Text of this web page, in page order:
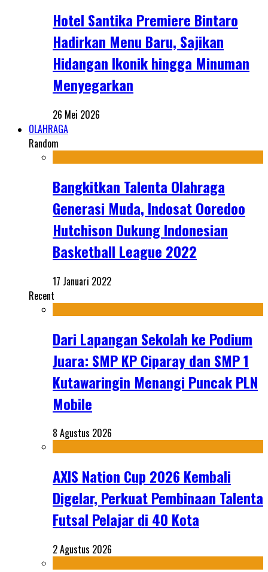
Hotel Santika Premiere Bintaro
Hadirkan Menu Baru, Sajikan
Hidangan Ikonik hingga Minuman
Menyegarkan
26 Mei 2026
OLAHRAGA
Random
Bangkitkan Talenta Olahraga
Generasi Muda, Indosat Ooredoo
Hutchison Dukung Indonesian
Basketball League 2022
17 Januari 2022
Recent
Dari Lapangan Sekolah ke Podium
Juara: SMP KP Ciparay dan SMP 1
Kutawaringin Menangi Puncak PLN
Mobile
8 Agustus 2026
AXIS Nation Cup 2026 Kembali
Digelar, Perkuat Pembinaan Talenta
Futsal Pelajar di 40 Kota
2 Agustus 2026